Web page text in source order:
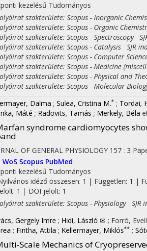
kezelésű Tudományos
szakterülete: Scopus - Inorganic
szakterülete: Scopus - Organic
szakterülete: Scopus - Spectroscopy
szakterülete: Scopus - Catalysis SJR
szakterülete: Scopus - Computer
szakterülete: Scopus - Medicine
szakterülete: Scopus - Physical and
szakterülete: Scopus - Molecular
Dalma ; Sulea, Cristina M.* ; Tordai,
Máté ; Radovits, Tamás ; Merkely, Béla
syndrome cardiomyocytes
OF GENERAL PHYSIOLOGY 157 : 3
WoS Scopus PubMed
kezelésű Tudományos
idéző összesen: 1 | Független: 1 |
1 | DOI jelölt: 1
szakterülete: Scopus - Physiology SJR
Gergely Imre ; Hidi, László ✉ ; Forró,
; Fintha, Attila ; Kellermayer, Miklós** ;
Scale Mechanics of